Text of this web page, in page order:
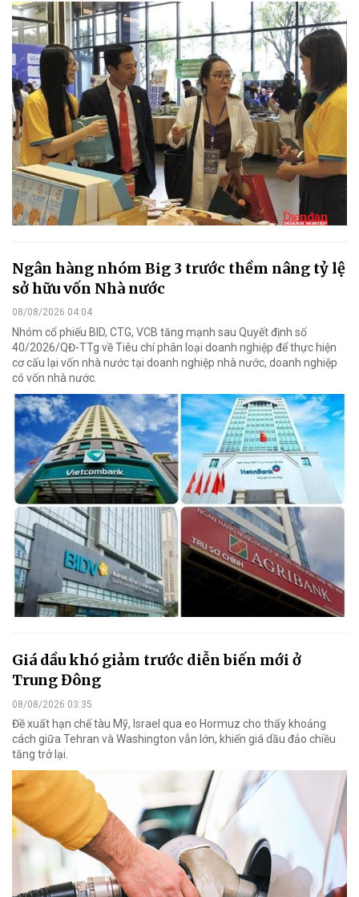
Ngân hàng nhóm Big 3 trước thềm nâng tỷ lệ
sở hữu vốn Nhà nước
08/08/2026 04:04
Nhóm cổ phiếu BID, CTG, VCB tăng mạnh sau Quyết định số
40/2026/QĐ-TTg về Tiêu chí phân loại doanh nghiệp để thực hiện
cơ cấu lại vốn nhà nước tại doanh nghiệp nhà nước, doanh nghiệp
có vốn nhà nước.
Giá dầu khó giảm trước diễn biến mới ở
Trung Đông
08/08/2026 03:35
Đề xuất hạn chế tàu Mỹ, Israel qua eo Hormuz cho thấy khoảng
cách giữa Tehran và Washington vẫn lớn, khiến giá dầu đảo chiều
tăng trở lại.